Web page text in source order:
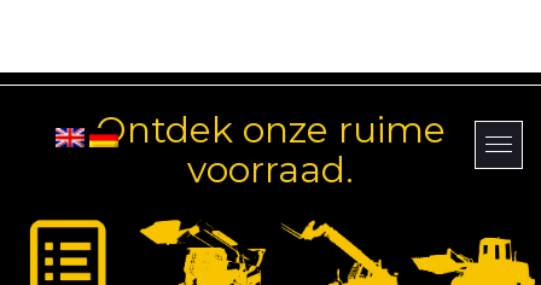
Ontdek onze ruime
voorraad.